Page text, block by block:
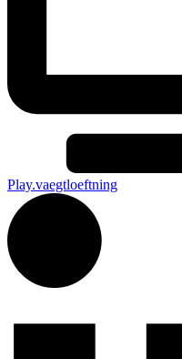
Play.vaegtloeftning